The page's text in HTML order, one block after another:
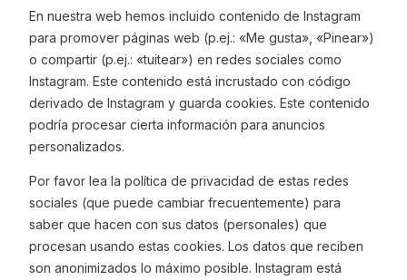
En nuestra web hemos incluido contenido de Instagram
para promover páginas web (p.ej.: «Me gusta», «Pinear»)
o compartir (p.ej.: «tuitear») en redes sociales como
Instagram. Este contenido está incrustado con código
derivado de Instagram y guarda cookies. Este contenido
podría procesar cierta información para anuncios
personalizados.
Por favor lea la política de privacidad de estas redes
sociales (que puede cambiar frecuentemente) para
saber que hacen con sus datos (personales) que
procesan usando estas cookies. Los datos que reciben
son anonimizados lo máximo posible. Instagram está